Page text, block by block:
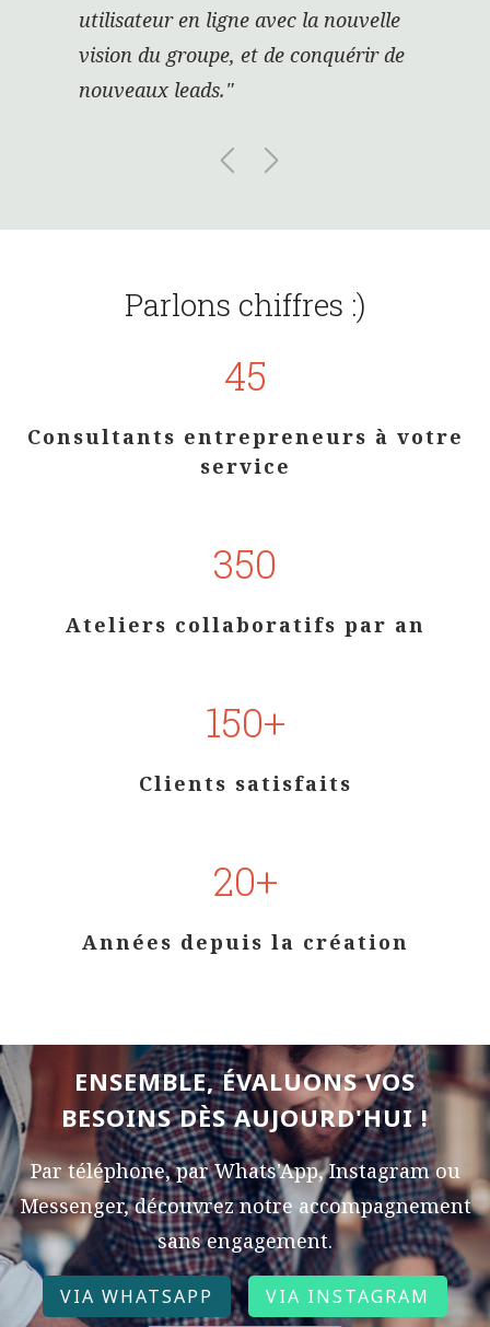
utilisateur en ligne avec la nouvelle
vision du groupe, et de conquérir de
nouveaux leads."
Parlons chiffres :)
45
Consultants entrepreneurs à votre
service
350
Ateliers collaboratifs par an
150+
Clients satisfaits
20+
Années depuis la création
ENSEMBLE, ÉVALUONS VOS
BESOINS DÈS AUJOURD'HUI !
Par téléphone, par Whats'App, Instagram ou
Messenger, découvrez notre accompagnement
sans engagement.
VIA WHATSAPP VIA INSTAGRAM